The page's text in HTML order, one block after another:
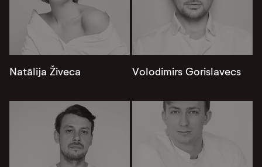
Natālija Živeca Volodimirs Gorislavecs